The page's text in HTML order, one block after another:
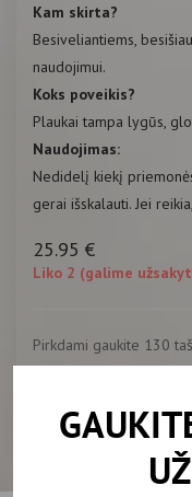
Kam skirta?
Besiveliantiems,
naudojimui.
Koks poveikis?
Plaukai tampa lygūs,
Naudojimas:
Nedidelį kiekį
gerai išskalauti. Jei
25.95 €
Liko 2 (galime
Pirkdami gaukite 130